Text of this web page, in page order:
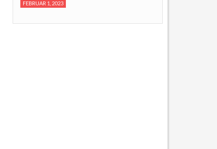
FEBRUAR 1, 2023